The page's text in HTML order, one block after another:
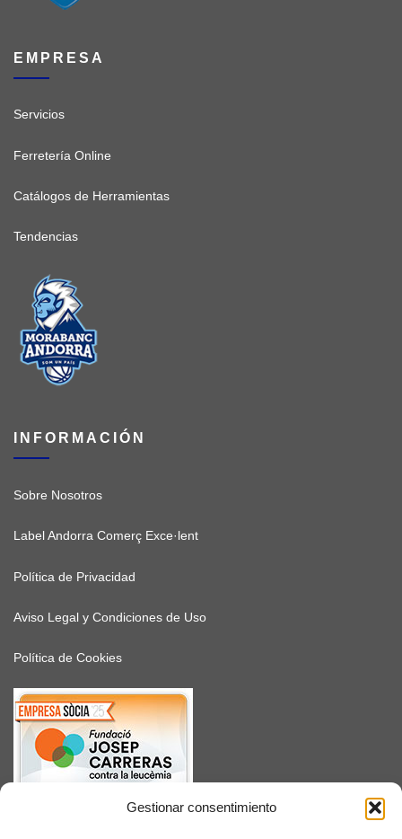
Gestionar consentimiento
EMPRESA
Servicios
Ferretería Online
Catálogos de Herramientas
Tendencias
INFORMACIÓN
Sobre Nosotros
Label Andorra Comerç Exce·lent
Política de Privacidad
Aviso Legal y Condiciones de Uso
Política de Cookies